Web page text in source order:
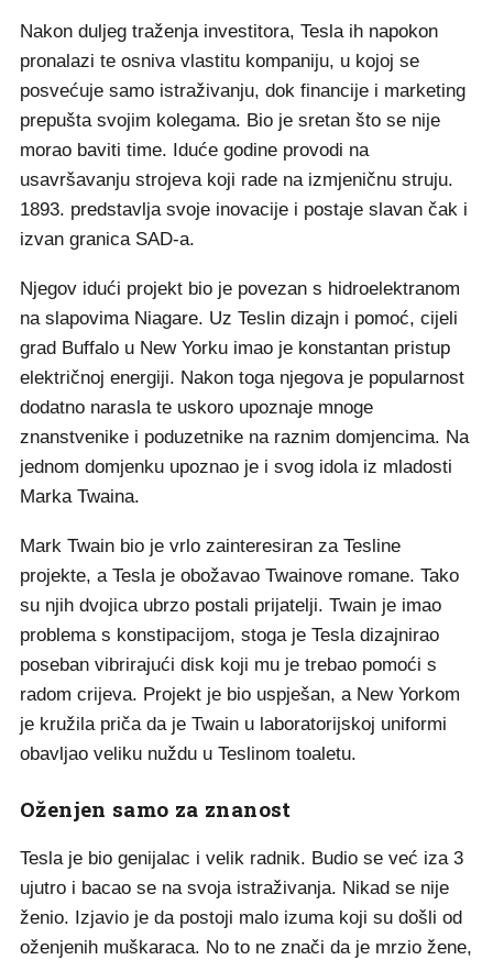
Nakon duljeg traženja investitora, Tesla ih napokon
pronalazi te osniva vlastitu kompaniju, u kojoj se
posvećuje samo istraživanju, dok financije i marketing
prepušta svojim kolegama. Bio je sretan što se nije
morao baviti time. Iduće godine provodi na
usavršavanju strojeva koji rade na izmjeničnu struju.
1893. predstavlja svoje inovacije i postaje slavan čak i
izvan granica SAD-a.
Njegov idući projekt bio je povezan s hidroelektranom
na slapovima Niagare. Uz Teslin dizajn i pomoć, cijeli
grad Buffalo u New Yorku imao je konstantan pristup
električnoj energiji. Nakon toga njegova je popularnost
dodatno narasla te uskoro upoznaje mnoge
znanstvenike i poduzetnike na raznim domjencima. Na
jednom domjenku upoznao je i svog idola iz mladosti
Marka Twaina.
Mark Twain bio je vrlo zainteresiran za Tesline
projekte, a Tesla je obožavao Twainove romane. Tako
su njih dvojica ubrzo postali prijatelji. Twain je imao
problema s konstipacijom, stoga je Tesla dizajnirao
poseban vibrirajući disk koji mu je trebao pomoći s
radom crijeva. Projekt je bio uspješan, a New Yorkom
je kružila priča da je Twain u laboratorijskoj uniformi
obavljao veliku nuždu u Teslinom toaletu.
Oženjen samo za znanost
Tesla je bio genijalac i velik radnik. Budio se već iza 3
ujutro i bacao se na svoja istraživanja. Nikad se nije
ženio. Izjavio je da postoji malo izuma koji su došli od
oženjenih muškaraca. No to ne znači da je mrzio žene,